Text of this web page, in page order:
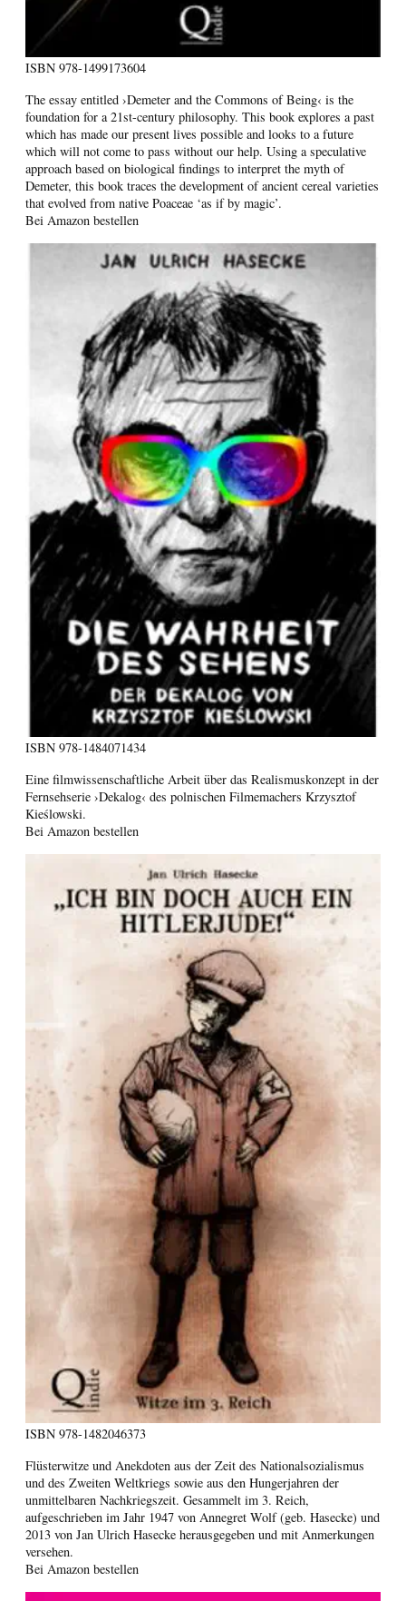
ISBN 978-1499173604
The essay entitled ›Demeter and the Commons of Being‹ is the
foundation for a 21st-century philosophy. This book explores a past
which has made our present lives possible and looks to a future
which will not come to pass without our help. Using a speculative
approach based on biological findings to interpret the myth of
Demeter, this book traces the development of ancient cereal varieties
that evolved from native Poaceae ‘as if by magic’.
Bei Amazon bestellen
ISBN 978-1484071434
Eine filmwissenschaftliche Arbeit über das Realismuskonzept in der
Fernsehserie ›Dekalog‹ des polnischen Filmemachers Krzysztof
Kieślowski.
Bei Amazon bestellen
ISBN 978-1482046373
Flüsterwitze und Anekdoten aus der Zeit des Nationalsozialismus
und des Zweiten Weltkriegs sowie aus den Hungerjahren der
unmittelbaren Nachkriegszeit. Gesammelt im 3. Reich,
aufgeschrieben im Jahr 1947 von Annegret Wolf (geb. Hasecke) und
2013 von Jan Ulrich Hasecke herausgegeben und mit Anmerkungen
versehen.
Bei Amazon bestellen